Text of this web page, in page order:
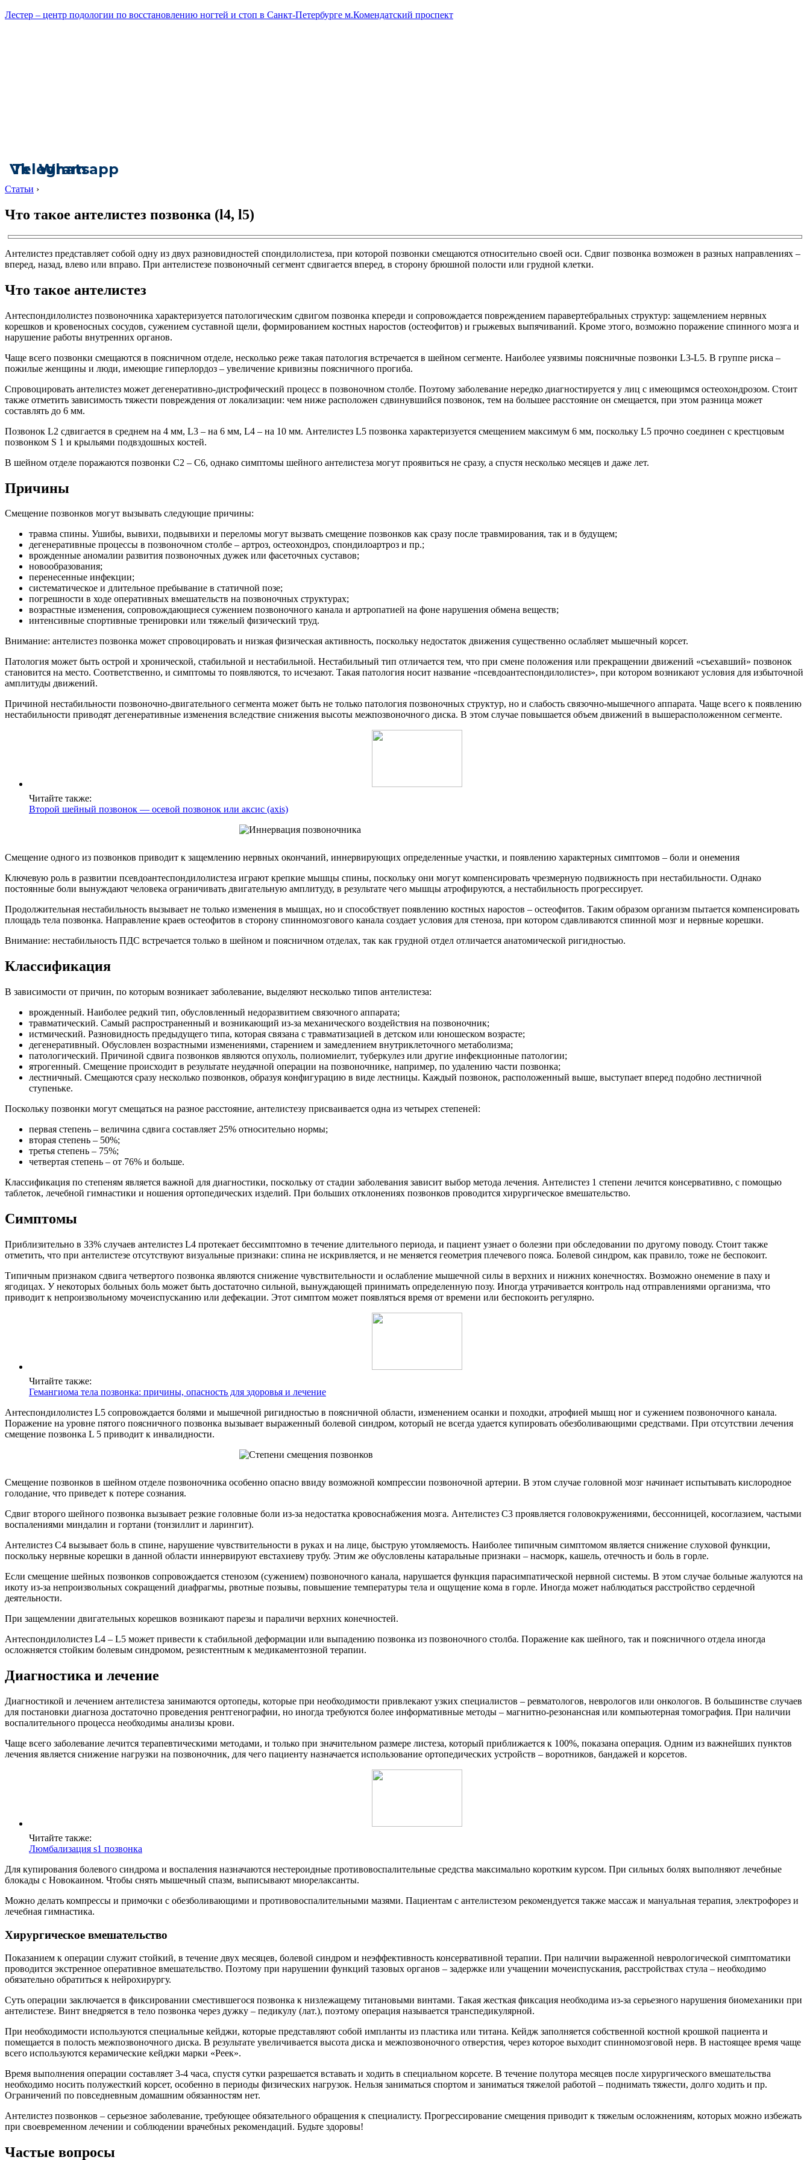
Лестер – центр подологии по восстановлению ногтей и стоп в Санкт-Петербурге м.Комендатский проспект
Vk
Telegram
Whatsapp
Статьи ›
Что такое антелистез позвонка (l4, l5)
Антелистез представляет собой одну из двух разновидностей спондилолистеза, при которой позвонки смещаются относительно своей оси. Сдвиг позвонка возможен в разных направлениях –
вперед, назад, влево или вправо. При антелистезе позвоночный сегмент сдвигается вперед, в сторону брюшной полости или грудной клетки.
Что такое антелистез
Антеспондилолистез позвоночника характеризуется патологическим сдвигом позвонка кпереди и сопровождается повреждением паравертебральных структур: защемлением нервных
корешков и кровеносных сосудов, сужением суставной щели, формированием костных наростов (остеофитов) и грыжевых выпячиваний. Кроме этого, возможно поражение спинного мозга и
нарушение работы внутренних органов.
Чаще всего позвонки смещаются в поясничном отделе, несколько реже такая патология встречается в шейном сегменте. Наиболее уязвимы поясничные позвонки L3-L5. В группе риска –
пожилые женщины и люди, имеющие гиперлордоз – увеличение кривизны поясничного прогиба.
Спровоцировать антелистез может дегенеративно-дистрофический процесс в позвоночном столбе. Поэтому заболевание нередко диагностируется у лиц с имеющимся остеохондрозом. Стоит
также отметить зависимость тяжести повреждения от локализации: чем ниже расположен сдвинувшийся позвонок, тем на большее расстояние он смещается, при этом разница может
составлять до 6 мм.
Позвонок L2 сдвигается в среднем на 4 мм, L3 – на 6 мм, L4 – на 10 мм. Антелистез L5 позвонка характеризуется смещением максимум 6 мм, поскольку L5 прочно соединен с крестцовым
позвонком S 1 и крыльями подвздошных костей.
В шейном отделе поражаются позвонки C2 – C6, однако симптомы шейного антелистеза могут проявиться не сразу, а спустя несколько месяцев и даже лет.
Причины
Смещение позвонков могут вызывать следующие причины:
травма спины. Ушибы, вывихи, подвывихи и переломы могут вызвать смещение позвонков как сразу после травмирования, так и в будущем;
дегенеративные процессы в позвоночном столбе – артроз, остеохондроз, спондилоартроз и пр.;
врожденные аномалии развития позвоночных дужек или фасеточных суставов;
новообразования;
перенесенные инфекции;
систематическое и длительное пребывание в статичной позе;
погрешности в ходе оперативных вмешательств на позвоночных структурах;
возрастные изменения, сопровождающиеся сужением позвоночного канала и артропатией на фоне нарушения обмена веществ;
интенсивные спортивные тренировки или тяжелый физический труд.
Внимание: антелистез позвонка может спровоцировать и низкая физическая активность, поскольку недостаток движения существенно ослабляет мышечный корсет.
Патология может быть острой и хронической, стабильной и нестабильной. Нестабильный тип отличается тем, что при смене положения или прекращении движений «съехавший» позвонок
становится на место. Соответственно, и симптомы то появляются, то исчезают. Такая патология носит название «псевдоантеспондилолистез», при котором возникают условия для избыточной
амплитуды движений.
Причиной нестабильности позвоночно-двигательного сегмента может быть не только патология позвоночных структур, но и слабость связочно-мышечного аппарата. Чаще всего к появлению
нестабильности приводят дегенеративные изменения вследствие снижения высоты межпозвоночного диска. В этом случае повышается объем движений в вышерасположенном сегменте.
Читайте также:
Второй шейный позвонок — осевой позвонок или аксис (axis)
Смещение одного из позвонков приводит к защемлению нервных окончаний, иннервирующих определенные участки, и появлению характерных симптомов – боли и онемения
Ключевую роль в развитии псевдоантеспондилолистеза играют крепкие мышцы спины, поскольку они могут компенсировать чрезмерную подвижность при нестабильности. Однако
постоянные боли вынуждают человека ограничивать двигательную амплитуду, в результате чего мышцы атрофируются, а нестабильность прогрессирует.
Продолжительная нестабильность вызывает не только изменения в мышцах, но и способствует появлению костных наростов – остеофитов. Таким образом организм пытается компенсировать
площадь тела позвонка. Направление краев остеофитов в сторону спинномозгового канала создает условия для стеноза, при котором сдавливаются спинной мозг и нервные корешки.
Внимание: нестабильность ПДС встречается только в шейном и поясничном отделах, так как грудной отдел отличается анатомической ригидностью.
Классификация
В зависимости от причин, по которым возникает заболевание, выделяют несколько типов антелистеза:
врожденный. Наиболее редкий тип, обусловленный недоразвитием связочного аппарата;
травматический. Самый распространенный и возникающий из-за механического воздействия на позвоночник;
истмический. Разновидность предыдущего типа, которая связана с травматизацией в детском или юношеском возрасте;
дегенеративный. Обусловлен возрастными изменениями, старением и замедлением внутриклеточного метаболизма;
патологический. Причиной сдвига позвонков являются опухоль, полиомиелит, туберкулез или другие инфекционные патологии;
ятрогенный. Смещение происходит в результате неудачной операции на позвоночнике, например, по удалению части позвонка;
лестничный. Смещаются сразу несколько позвонков, образуя конфигурацию в виде лестницы. Каждый позвонок, расположенный выше, выступает вперед подобно лестничной
ступеньке.
Поскольку позвонки могут смещаться на разное расстояние, антелистезу присваивается одна из четырех степеней:
первая степень – величина сдвига составляет 25% относительно нормы;
вторая степень – 50%;
третья степень – 75%;
четвертая степень – от 76% и больше.
Классификация по степеням является важной для диагностики, поскольку от стадии заболевания зависит выбор метода лечения. Антелистез 1 степени лечится консервативно, с помощью
таблеток, лечебной гимнастики и ношения ортопедических изделий. При больших отклонениях позвонков проводится хирургическое вмешательство.
Симптомы
Приблизительно в 33% случаев антелистез L4 протекает бессимптомно в течение длительного периода, и пациент узнает о болезни при обследовании по другому поводу. Стоит также
отметить, что при антелистезе отсутствуют визуальные признаки: спина не искривляется, и не меняется геометрия плечевого пояса. Болевой синдром, как правило, тоже не беспокоит.
Типичным признаком сдвига четвертого позвонка являются снижение чувствительности и ослабление мышечной силы в верхних и нижних конечностях. Возможно онемение в паху и
ягодицах. У некоторых больных боль может быть достаточно сильной, вынуждающей принимать определенную позу. Иногда утрачивается контроль над отправлениями организма, что
приводит к непроизвольному мочеиспусканию или дефекации. Этот симптом может появляться время от времени или беспокоить регулярно.
Читайте также:
Гемангиома тела позвонка: причины, опасность для здоровья и лечение
Антеспондилолистез L5 сопровождается болями и мышечной ригидностью в поясничной области, изменением осанки и походки, атрофией мышц ног и сужением позвоночного канала.
Поражение на уровне пятого поясничного позвонка вызывает выраженный болевой синдром, который не всегда удается купировать обезболивающими средствами. При отсутствии лечения
смещение позвонка L 5 приводит к инвалидности.
Смещение позвонков в шейном отделе позвоночника особенно опасно ввиду возможной компрессии позвоночной артерии. В этом случае головной мозг начинает испытывать кислородное
голодание, что приведет к потере сознания.
Сдвиг второго шейного позвонка вызывает резкие головные боли из-за недостатка кровоснабжения мозга. Антелистез С3 проявляется головокружениями, бессонницей, косоглазием, частыми
воспалениями миндалин и гортани (тонзиллит и ларингит).
Антелистез С4 вызывает боль в спине, нарушение чувствительности в руках и на лице, быструю утомляемость. Наиболее типичным симптомом является снижение слуховой функции,
поскольку нервные корешки в данной области иннервируют евстахиеву трубу. Этим же обусловлены катаральные признаки – насморк, кашель, отечность и боль в горле.
Если смещение шейных позвонков сопровождается стенозом (сужением) позвоночного канала, нарушается функция парасимпатической нервной системы. В этом случае больные жалуются на
икоту из-за непроизвольных сокращений диафрагмы, рвотные позывы, повышение температуры тела и ощущение кома в горле. Иногда может наблюдаться расстройство сердечной
деятельности.
При защемлении двигательных корешков возникают парезы и параличи верхних конечностей.
Антеспондилолистез L4 – L5 может привести к стабильной деформации или выпадению позвонка из позвоночного столба. Поражение как шейного, так и поясничного отдела иногда
осложняется стойким болевым синдромом, резистентным к медикаментозной терапии.
Диагностика и лечение
Диагностикой и лечением антелистеза занимаются ортопеды, которые при необходимости привлекают узких специалистов – ревматологов, неврологов или онкологов. В большинстве случаев
для постановки диагноза достаточно проведения рентгенографии, но иногда требуются более информативные методы – магнитно-резонансная или компьютерная томография. При наличии
воспалительного процесса необходимы анализы крови.
Чаще всего заболевание лечится терапевтическими методами, и только при значительном размере листеза, который приближается к 100%, показана операция. Одним из важнейших пунктов
лечения является снижение нагрузки на позвоночник, для чего пациенту назначается использование ортопедических устройств – воротников, бандажей и корсетов.
Читайте также:
Люмбализация s1 позвонка
Для купирования болевого синдрома и воспаления назначаются нестероидные противовоспалительные средства максимально коротким курсом. При сильных болях выполняют лечебные
блокады с Новокаином. Чтобы снять мышечный спазм, выписывают миорелаксанты.
Можно делать компрессы и примочки с обезболивающими и противовоспалительными мазями. Пациентам с антелистезом рекомендуется также массаж и мануальная терапия, электрофорез и
лечебная гимнастика.
Хирургическое вмешательство
Показанием к операции служит стойкий, в течение двух месяцев, болевой синдром и неэффективность консервативной терапии. При наличии выраженной неврологической симптоматики
проводится экстренное оперативное вмешательство. Поэтому при нарушении функций тазовых органов – задержке или учащении мочеиспускания, расстройствах стула – необходимо
обязательно обратиться к нейрохирургу.
Суть операции заключается в фиксировании сместившегося позвонка к низлежащему титановыми винтами. Такая жесткая фиксация необходима из-за серьезного нарушения биомеханики при
антелистезе. Винт внедряется в тело позвонка через дужку – педикулу (лат.), поэтому операция называется транспедикулярной.
При необходимости используются специальные кейджи, которые представляют собой импланты из пластика или титана. Кейдж заполняется собственной костной крошкой пациента и
помещается в полость межпозвоночного диска. В результате увеличивается высота диска и межпозвоночного отверстия, через которое выходит спинномозговой нерв. В настоящее время чаще
всего используются керамические кейджи марки «Реек».
Время выполнения операции составляет 3-4 часа, спустя сутки разрешается вставать и ходить в специальном корсете. В течение полутора месяцев после хирургического вмешательства
необходимо носить полужесткий корсет, особенно в периоды физических нагрузок. Нельзя заниматься спортом и заниматься тяжелой работой – поднимать тяжести, долго ходить и пр.
Ограничений по повседневным домашним обязанностям нет.
Антелистез позвонков – серьезное заболевание, требующее обязательного обращения к специалисту. Прогрессирование смещения приводит к тяжелым осложнениям, которых можно избежать
при своевременном лечении и соблюдении врачебных рекомендаций. Будьте здоровы!
Частые вопросы